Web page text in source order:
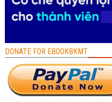
DONATE FOR EBOOKBKMT